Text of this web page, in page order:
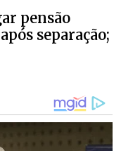
pensão
separação;